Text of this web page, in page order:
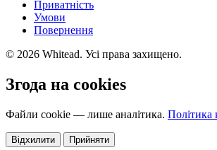
Приватність
Умови
Повернення
© 2026 Whitead. Усі права захищено.
Згода на cookies
Файли cookie — лише аналітика. Політика
Відхилити Прийняти